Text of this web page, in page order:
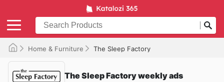
Home & Furniture The Sleep Factory
The Sleep Factory weekly ads